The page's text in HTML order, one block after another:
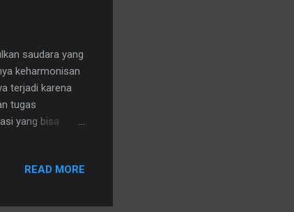
saudara yang
keharmonisan
terjadi karena
tugas
yang bisa
READ MORE